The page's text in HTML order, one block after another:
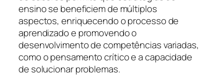
ensino se beneficiem de múltiplos
aspectos, enriquecendo o processo de
aprendizado e promovendo o
desenvolvimento de competências variadas,
como o pensamento crítico e a capacidade
de solucionar problemas.